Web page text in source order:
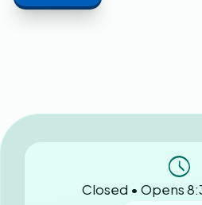
Closed • Opens